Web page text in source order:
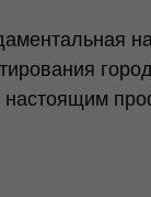
настоящим